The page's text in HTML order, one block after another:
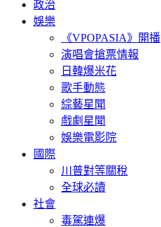
政治
娛樂
《VPOPASIA》開播
演唱會搶票情報
日韓爆米花
歌手動態
綜藝星聞
戲劇星聞
娛樂電影院
國際
川普對等關稅
全球必讀
社會
毒駕連爆